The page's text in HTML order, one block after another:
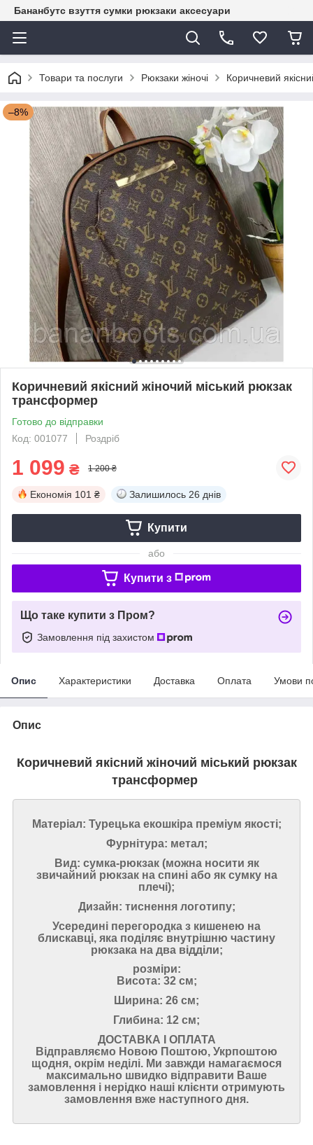
Бананбутс взуття сумки рюкзаки аксесуари
Товари та послуги Рюкзаки жіночі Коричневий
–8%
Коричневий якісний жіночий міський рюкзак
трансформер
Готово до відправки
Код: 001077
Роздріб
1 099 ₴ 1 200 ₴
Економія 101 ₴ Залишилось 26 днів
Купити
або
Купити з
Що таке купити з Пром?
Замовлення під захистом
Опис Характеристики Доставка Оплата Умови
Опис
Коричневий якісний жіночий міський рюкзак
трансформер
Матеріал: Турецька екошкіра преміум якості;
Фурнітура: метал;
Вид: сумка-рюкзак (можна носити як
звичайний рюкзак на спині або як сумку на
плечі);
Дизайн: тиснення логотипу;
Усередині перегородка з кишенею на
блискавці, яка поділяє внутрішню частину
рюкзака на два відділи;
розміри:
Висота: 32 см;
Ширина: 26 см;
Глибина: 12 см;
ДОСТАВКА І ОПЛАТА
Відправляємо Новою Поштою, Укрпоштою
щодня, окрім неділі. Ми завжди намагаємося
максимально швидко відправити Ваше
замовлення і нерідко наші клієнти отримують
замовлення вже наступного дня.